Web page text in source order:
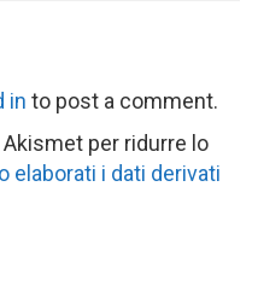
in to post a comment.
per ridurre lo
elaborati i dati derivati